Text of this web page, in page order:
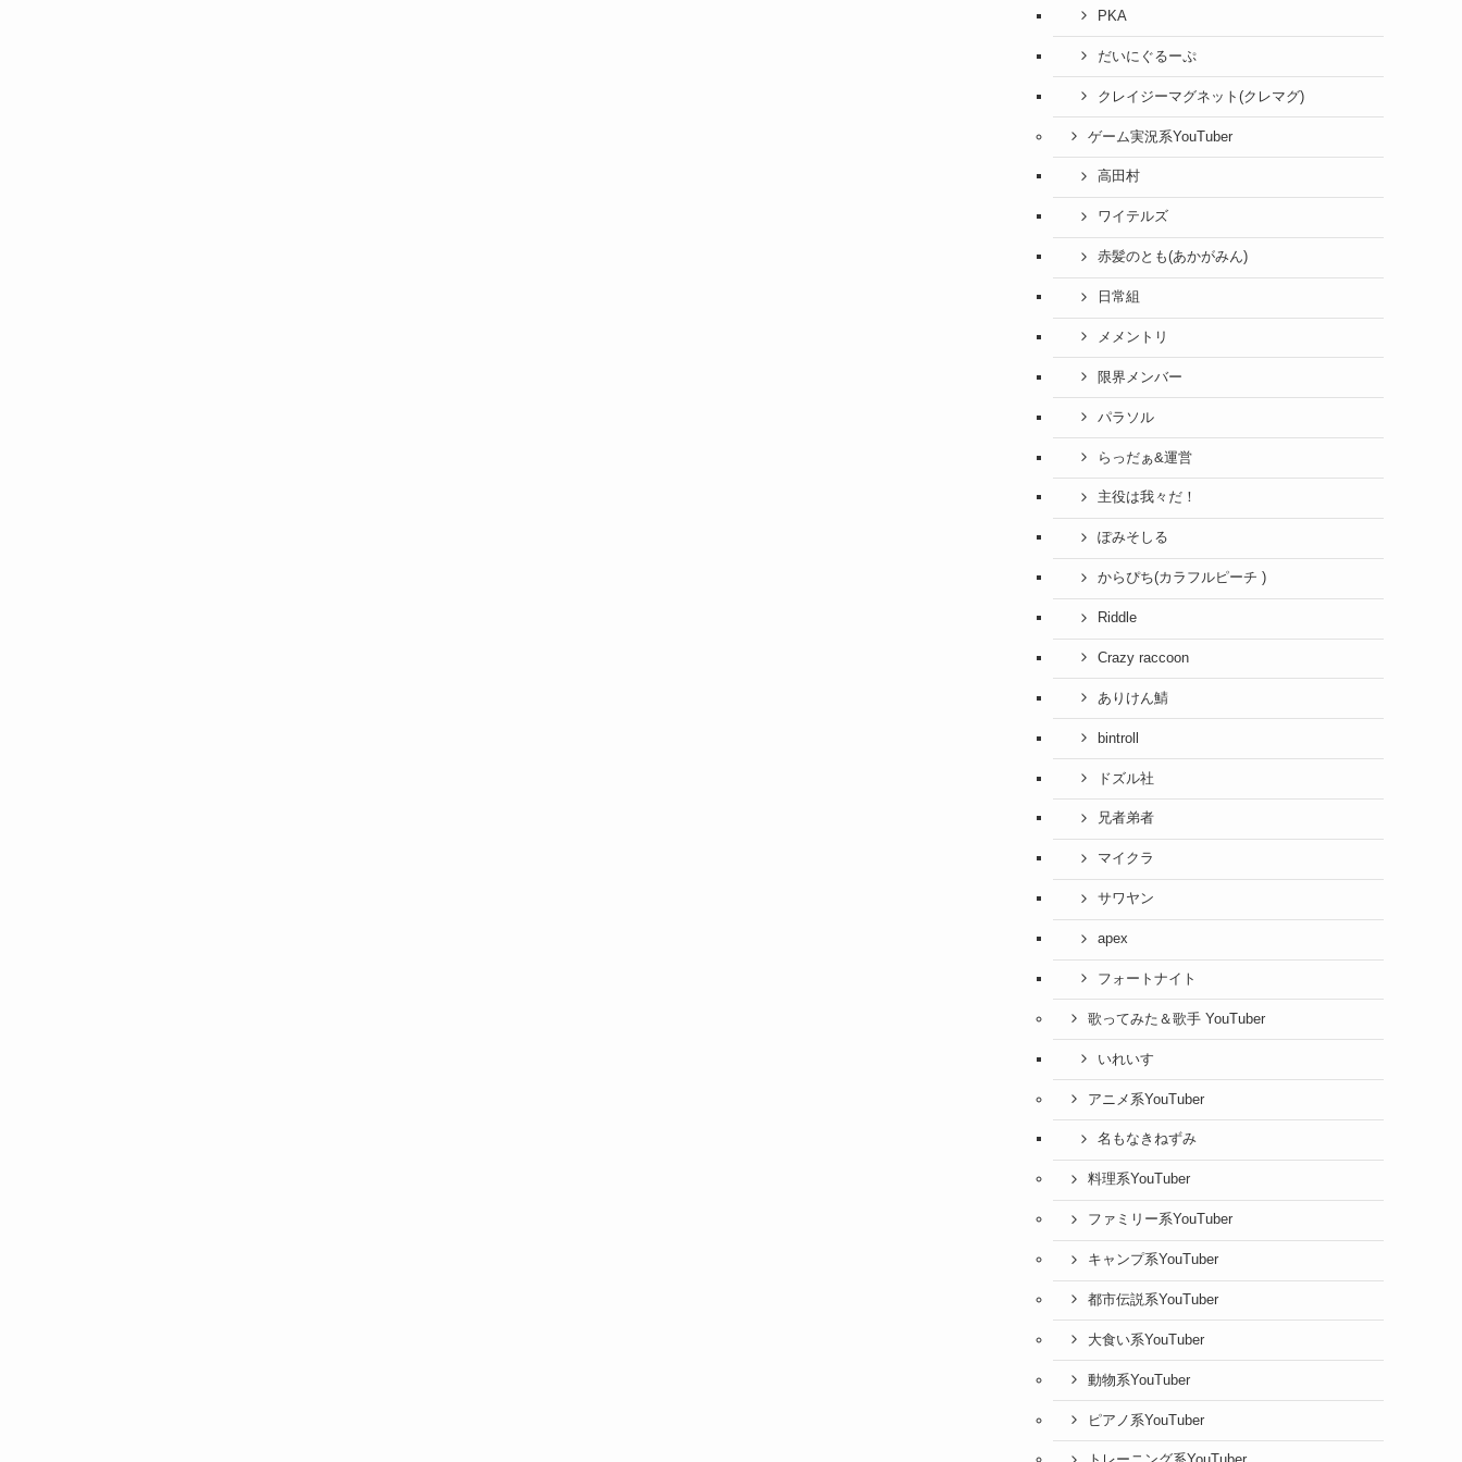
PKA
だいにぐるーぷ
クレイジーマグネット(クレマグ)
ゲーム実況系YouTuber
高田村
ワイテルズ
赤髪のとも(あかがみん)
日常組
メメントリ
限界メンバー
パラソル
らっだぁ&運営
主役は我々だ！
ぽみそしる
からぴち(カラフルピーチ )
Riddle
Crazy raccoon
ありけん鯖
bintroll
ドズル社
兄者弟者
マイクラ
サワヤン
apex
フォートナイト
歌ってみた＆歌手 YouTuber
いれいす
アニメ系YouTuber
名もなきねずみ
料理系YouTuber
ファミリー系YouTuber
キャンプ系YouTuber
都市伝説系YouTuber
大食い系YouTuber
動物系YouTuber
ピアノ系YouTuber